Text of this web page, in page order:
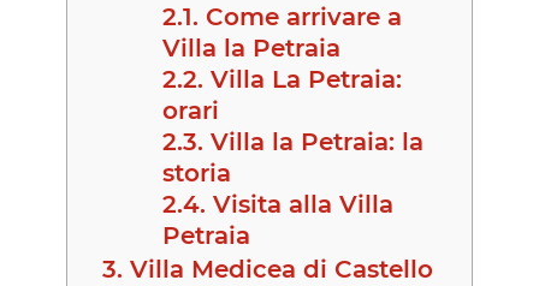
2.1. Come arrivare a
Villa la Petraia
2.2. Villa La Petraia:
orari
2.3. Villa la Petraia: la
storia
2.4. Visita alla Villa
Petraia
3. Villa Medicea di Castello